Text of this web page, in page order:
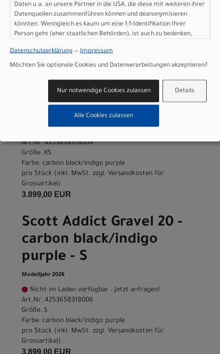
Farbe: carbon black/indigo purple
pro Stück (inkl. MwSt. zzgl.Versandkosten für
Grossartikel)
3.899,00 EUR
Scott Addict Gravel 20 -
carbon black/indigo
purple - XS
Art.Nr. 4253658318004
Größe: XS
Farbe: carbon black/indigo purple
pro Stück (inkl. MwSt. zzgl. Versandkosten für
Grossartikel)
3.899,00 EUR
Scott Addict Gravel 20 -
carbon black/indigo
purple - S
Modelljahr 2026
Nicht im Laden verfügbar - Jetzt anfragen!
Art.Nr. 4253658318006
Größe: S
Farbe: carbon black/indigo purple
pro Stück (inkl. MwSt. zzgl. Versandkosten für
Grossartikel)
3.899,00 EUR
Daten u.a. an unsere Partner in die USA, die diese mit weiteren ihrer
Datenquellen zusammenführen können und deanonymisieren
könnten. Wenngleich es kaum um eine 1:1-Identifikation Ihrer
Person geht (eher staatlichen Behörden), ist auch zu bedenken,
sind wie bei uns in der Europäischen Union.
Datenschutzerklärung — Impressum
Möchten Sie optionale Cookies und Datenverarbeitungen akzeptieren?
Details
Nur notwendige Cookies zulassen
Alle Cookies zulassen